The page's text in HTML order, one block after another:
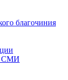
благочиния
СМИ